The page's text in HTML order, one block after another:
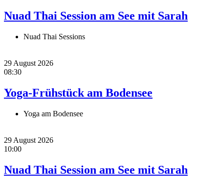
Nuad Thai Session am See mit Sarah
Nuad Thai Sessions
29 August 2026
08:30
Yoga-Frühstück am Bodensee
Yoga am Bodensee
29 August 2026
10:00
Nuad Thai Session am See mit Sarah